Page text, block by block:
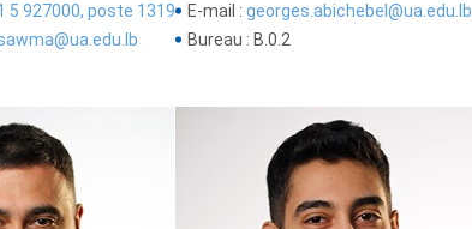
5 927000, poste 1319
E-mail : georges.abichebel@ua.edu.lb
Bureau : B.0.2